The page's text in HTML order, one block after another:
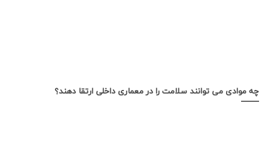
چه موادی می توانند سلامت را در معماری داخلی ارتقا دهند؟